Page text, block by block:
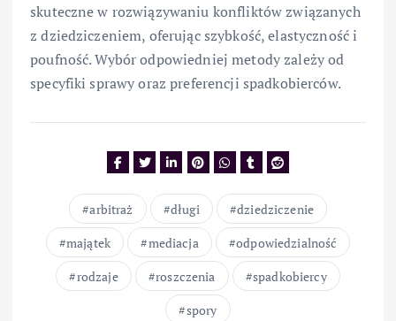
skuteczne w rozwiązywaniu konfliktów związanych
z dziedziczeniem, oferując szybkość, elastyczność i
poufność. Wybór odpowiedniej metody zależy od
specyfiki sprawy oraz preferencji spadkobierców.
arbitraż długi
dziedziczenie
majątek
mediacja
odpowiedzialność
rodzaje
roszczenia
spadkobiercy
spory